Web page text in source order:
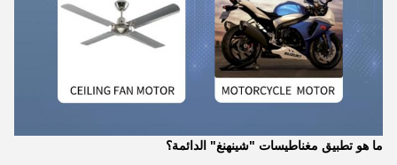
ما هو تطبيق مغناطيسات "شينهنغ" الدائمة؟